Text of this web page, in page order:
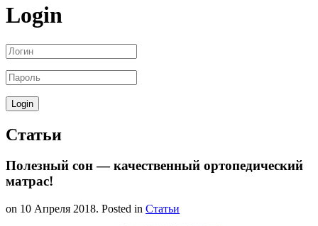
Login
Статьи
Полезный сон — качественный ортопедический
матрас!
on 10 Апреля 2018. Posted in Статьи